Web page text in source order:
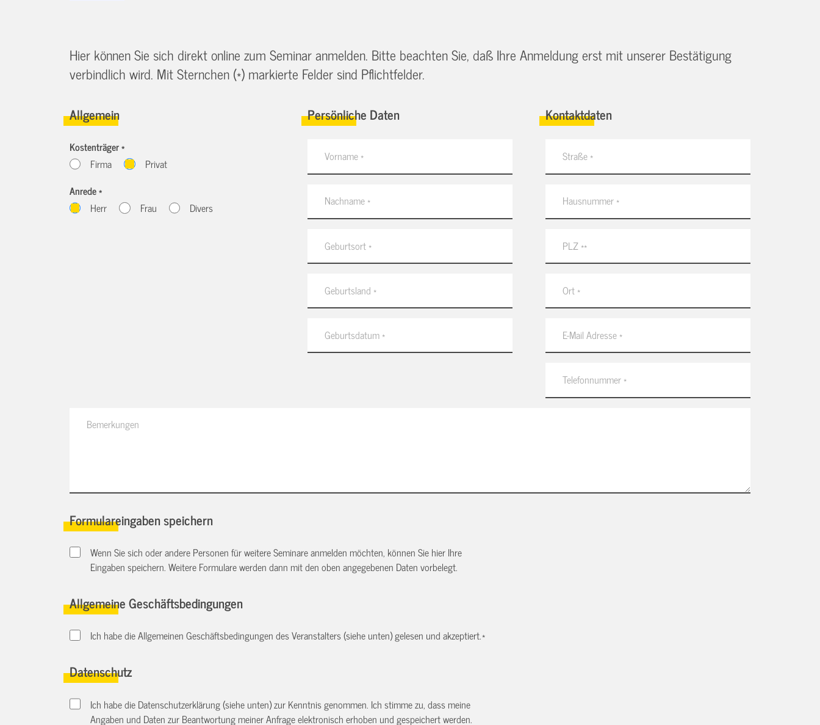
Hier können Sie sich direkt online zum Seminar anmelden. Bitte beachten Sie, daß Ihre Anmeldung erst mit unserer Bestätigung
verbindlich wird. Mit Sternchen (*) markierte Felder sind Pflichtfelder.
Allgemein
Kostenträger *
Firma
Privat
Anrede *
Herr
Frau Divers
Persönliche Daten Kontaktdaten
Formulareingaben speichern
Wenn Sie sich oder andere Personen für weitere Seminare anmelden möchten, können Sie hier Ihre
Eingaben speichern. Weitere Formulare werden dann mit den oben angegebenen Daten vorbelegt.
Allgemeine Geschäftsbedingungen
Ich habe die Allgemeinen Geschäftsbedingungen des Veranstalters (siehe unten) gelesen und akzeptiert.*
Datenschutz
Ich habe die Datenschutzerklärung (siehe unten) zur Kenntnis genommen. Ich stimme zu, dass meine
Angaben und Daten zur Beantwortung meiner Anfrage elektronisch erhoben und gespeichert werden.